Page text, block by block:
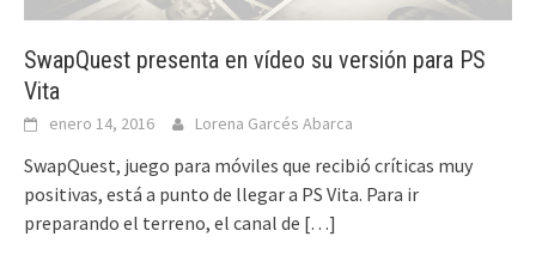
SwapQuest presenta en vídeo su versión para PS
Vita
enero 14, 2016 Lorena Garcés Abarca
SwapQuest, juego para móviles que recibió críticas muy
positivas, está a punto de llegar a PS Vita. Para ir
preparando el terreno, el canal de […]